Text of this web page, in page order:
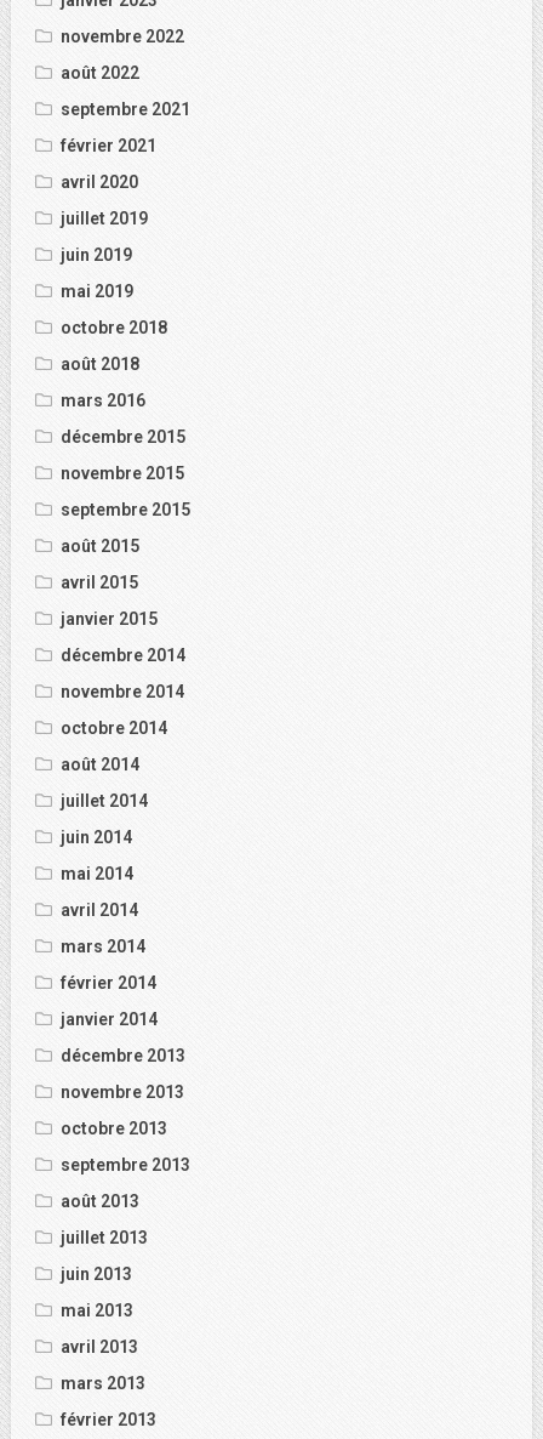
novembre 2022
août 2022
septembre 2021
février 2021
avril 2020
juillet 2019
juin 2019
mai 2019
octobre 2018
août 2018
mars 2016
décembre 2015
novembre 2015
septembre 2015
août 2015
avril 2015
janvier 2015
décembre 2014
novembre 2014
octobre 2014
août 2014
juillet 2014
juin 2014
mai 2014
avril 2014
mars 2014
février 2014
janvier 2014
décembre 2013
novembre 2013
octobre 2013
septembre 2013
août 2013
juillet 2013
juin 2013
mai 2013
avril 2013
mars 2013
février 2013